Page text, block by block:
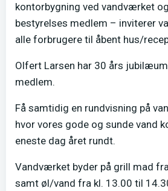
kontorbygning ved vandværket
bestyrelses medlem – inviterer
alle forbrugere til åbent hus/
Olfert Larsen har 30 års
medlem.
Få samtidig en rundvisning på
hvor vores gode og sunde vand
eneste dag året rundt.
Vandværket byder på grill mad
samt øl/vand fra kl. 13.00 til